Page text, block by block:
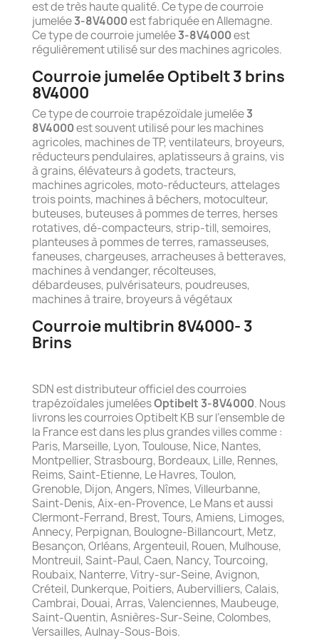
est de très haute qualité. Ce type de courroie
jumelée3-8V4000est fabriquée en Allemagne.
Ce type de courroie jumelée3-8V4000est
régulièrement utilisé sur des machines agricoles.
Courroie jumelée Optibelt 3 brins
8V4000
Ce type de courroie trapézoïdale jumelée3
8V4000est souvent utilisé pour les machines
agricoles, machines de TP, ventilateurs, broyeurs,
réducteurs pendulaires, aplatisseurs à grains, vis
à grains, élévateurs à godets, tracteurs,
machines agricoles, moto-réducteurs, attelages
trois points, machines à béchers, motoculteur,
buteuses, buteuses à pommes de terres, herses
rotatives, dé-compacteurs, strip-till, semoires,
planteuses à pommes de terres, ramasseuses,
faneuses, chargeuses, arracheuses à betteraves,
machines à vendanger, récolteuses,
débardeuses, pulvérisateurs, poudreuses,
machines à traire, broyeurs à végétaux
Courroie multibrin 8V4000- 3
Brins
SDN est distributeur officiel des courroies
trapézoïdales jumeléesOptibelt 3-8V4000. Nous
livrons les courroies Optibelt KB sur l’ensemble de
la France est dans les plus grandes villes comme :
Paris, Marseille, Lyon, Toulouse, Nice, Nantes,
Montpellier, Strasbourg, Bordeaux, Lille, Rennes,
Reims, Saint-Etienne, Le Havres, Toulon,
Grenoble, Dijon, Angers, Nîmes, Villeurbanne,
Saint-Denis, Aix-en-Provence, Le Mans et aussi
Clermont-Ferrand, Brest, Tours, Amiens, Limoges,
Annecy, Perpignan, Boulogne-Billancourt, Metz,
Besançon, Orléans, Argenteuil, Rouen, Mulhouse,
Montreuil, Saint-Paul, Caen, Nancy, Tourcoing,
Roubaix, Nanterre, Vitry-sur-Seine, Avignon,
Créteil, Dunkerque, Poitiers, Aubervilliers, Calais,
Cambrai, Douai, Arras, Valenciennes, Maubeuge,
Saint-Quentin, Asnières-Sur-Seine, Colombes,
Versailles, Aulnay-Sous-Bois.